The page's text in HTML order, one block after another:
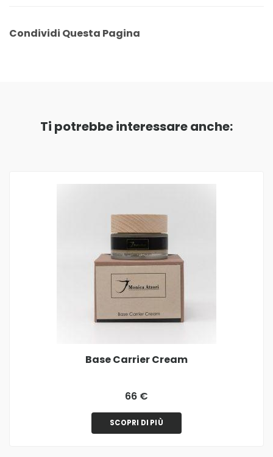
Condividi Questa Pagina
Ti potrebbe interessare anche:
Base Carrier Cream
66 €
SCOPRI DI PIÙ